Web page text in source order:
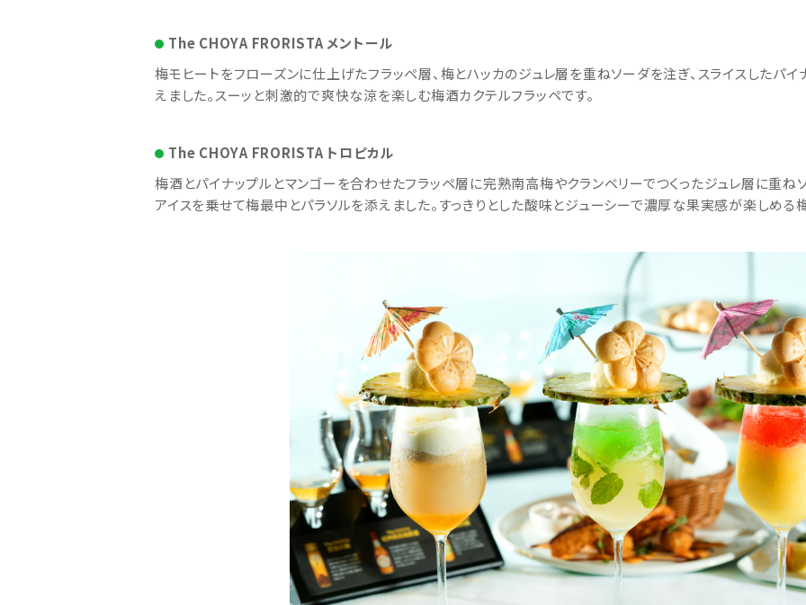
The CHOYA FRORISTA メントール
梅モヒートをフローズンに仕上げたフラッペ層、梅とハッカのジュレ層を重ねソーダを注ぎ、スライスしたパ
えました。スーッと刺激的で爽快な涼を楽しむ梅酒カクテルフラッペです。
The CHOYA FRORISTA トロピカル
梅酒とパイナップルとマンゴーを合わせたフラッペ層に完熟南高梅やクランベリーでつくったジュレ層に重ね
アイスを乗せて梅最中とパラソルを添えました。すっきりとした酸味とジューシーで濃厚な果実感が楽しめる